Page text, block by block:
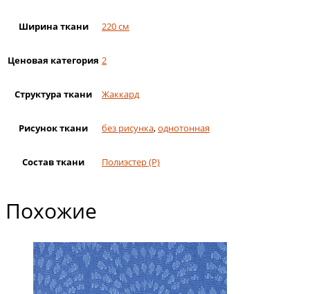
Ширина ткани 220 см
Ценовая категория 2
Структура ткани Жаккард
Рисунок ткани без рисунка,однотонная
Состав ткани Полиэстер (Р)
Похожие